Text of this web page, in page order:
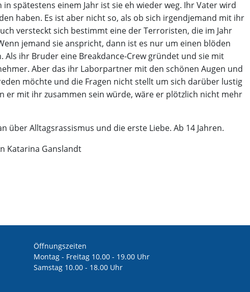
spätestens einem Jahr ist sie eh wieder weg. Ihr Vater wird
haben. Es ist aber nicht so, als ob sich irgendjemand mit ihr
versteckt sich bestimmt eine der Terroristen, die im Jahr
jemand sie anspricht, dann ist es nur um einen blöden
ihr Bruder eine Breakdance-Crew gründet und sie mit
Aber das ihr Laborpartner mit den schönen Augen und
möchte und die Fragen nicht stellt um sich darüber lustig
er mit ihr zusammen sein würde, wäre er plötzlich nicht mehr
Alltagsrassismus und die erste Liebe. Ab 14 Jahren.
Katarina Ganslandt
Öffnungszeiten
Montag - Freitag 10.00 - 19.00 Uhr
Samstag 10.00 - 18.00 Uhr